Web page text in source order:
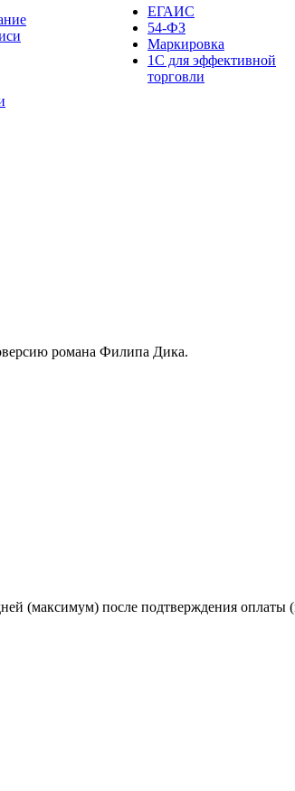
ЕГАИС
54-ФЗ
Маркировка
1С для эффективной
торговли
романа Филипа Дика.
(максимум) после подтверждения оплаты